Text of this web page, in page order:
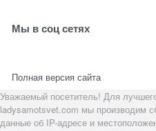
Мы в соц сетях
Полная версия сайта
Уважаемый посетитель! Для
ladysamotsvet.com мы производим
данные об IP-адресе и